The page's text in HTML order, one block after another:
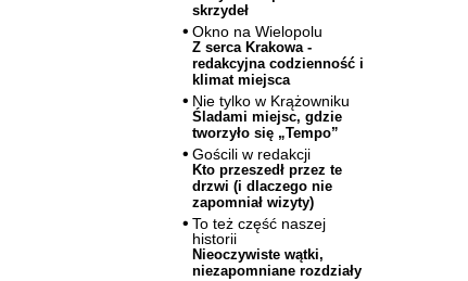
skrzydeł
Okno na Wielopolu
Z serca Krakowa -
redakcyjna codzienność i
klimat miejsca
Nie tylko w Krążowniku
Śladami miejsc, gdzie
tworzyło się „Tempo”
Gościli w redakcji
Kto przeszedł przez te
drzwi (i dlaczego nie
zapomniał wizyty)
To też część naszej
historii
Nieoczywiste wątki,
niezapomniane rozdziały